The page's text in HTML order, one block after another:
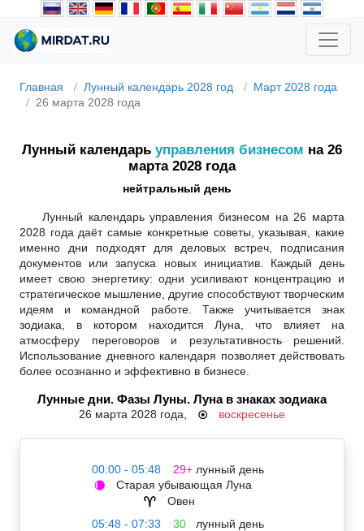
Главная Лунный календарь 2028 год
Март 2028 года
26 марта 2028 года
Лунный календарь управления бизнесом на 26
марта 2028 года
нейтральный день
Лунный календарь управления бизнесом на 26 марта
2028 года даёт самые конкретные советы, указывая, какие
именно дни подходят для деловых встреч, подписания
документов или запуска новых инициатив. Каждый день
имеет свою энергетику: одни усиливают концентрацию и
стратегическое мышление, другие способствуют творческим
идеям и командной работе. Также учитывается знак
зодиака, в котором находится Луна, что влияет на
атмосферу переговоров и результативность решений.
Использование дневного календаря позволяет действовать
более осознанно и эффективно в бизнесе.
Лунные дни. Фазы Луны. Луна в знаках зодиака
26 марта 2028 года, ☉ воскресенье
00:00 - 05:48 29+ лунный день
🌘 Старая убывающая Луна
♈
Овен
05:48 - 07:33
30 лунный день